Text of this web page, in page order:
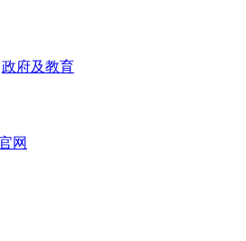
政府及教育
网